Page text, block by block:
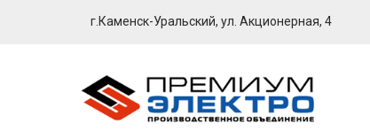
г.Каменск-Уральский, ул. Акционерная, 4